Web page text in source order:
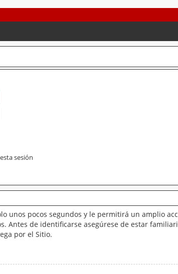
sesión
unos pocos segundos y le permitirá un amplio
Antes de identificarse asegúrese de estar
por el Sitio.